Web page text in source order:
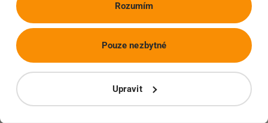
Rozumím
Upravit
Pouze nezbytné